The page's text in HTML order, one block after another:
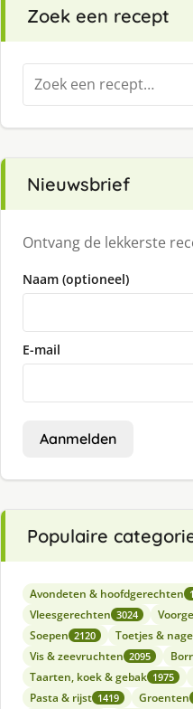
Zoek een recept
Zoeken
naar:
Nieuwsbrief
Ontvang de lekkerste
Naam (optioneel)
E-mail
Aanmelden
Populaire
Avondeten & hoofdgerechten
Vleesgerechten 3024
Soepen 2120 Toetjes &
Vis & zeevruchten 2095
Taarten, koek & gebak 1975
Pasta & rijst 1419 Groenten